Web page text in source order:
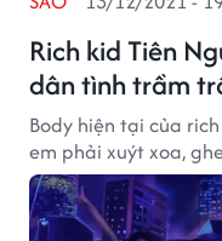
Rich kid Tiên
dân tình trầm
Body hiện tại của
em phải xuýt xoa,